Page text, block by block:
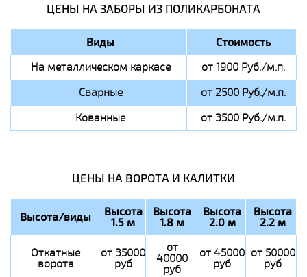
ЦЕНЫ НА ЗАБОРЫ ИЗ ПОЛИКАРБОНАТА
Виды Стоимость
На металлическом каркасе
от 1900 Руб./м.п.
Сварные
от 2500 Руб./м.п.
Кованные
от 3500 Руб./м.п.
ЦЕНЫ НА ВОРОТА И КАЛИТКИ
Высота/виды Высота
1.5 м
Высота
1.8 м
Высота
2.0 м
Высота
2.2 м
Откатные
ворота
от 35000
руб
от
40000
руб
от 45000
руб
от 50000
руб